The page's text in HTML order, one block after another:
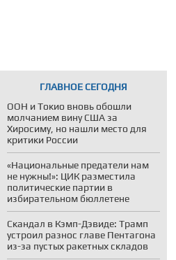
ГЛАВНОЕ СЕГОДНЯ
ООН и Токио вновь обошли
молчанием вину США за
Хиросиму, но нашли место для
критики России
«Национальные предатели нам
не нужны!»: ЦИК разместила
политические партии в
избирательном бюллетене
Скандал в Кэмп-Дэвиде: Трамп
устроил разнос главе Пентагона
из-за пустых ракетных складов